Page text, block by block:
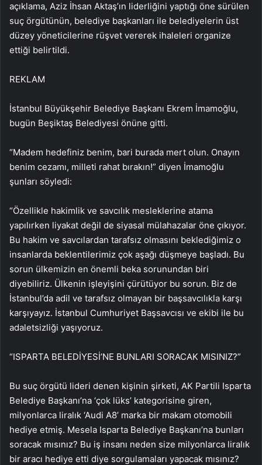
açıklama, Aziz İhsan Aktaş’ın liderliğini yaptığı öne sürülen
suç örgütünün, belediye başkanları ile belediyelerin üst
düzey yöneticilerine rüşvet vererek ihaleleri organize
ettiği belirtildi.
REKLAM
İstanbul Büyükşehir Belediye Başkanı Ekrem İmamoğlu,
bugün Beşiktaş Belediyesi önüne gitti.
“Madem hedefiniz benim, bari burada mert olun. Onayın
benim cezamı, milleti rahat bırakın!” diyen İmamoğlu
şunları söyledi:
“Özellikle hakimlik ve savcılık mesleklerine atama
yapılırken liyakat değil de siyasal mülahazalar öne çıkıyor.
Bu hakim ve savcılardan tarafsız olmasını beklediğimiz o
insanlarda beklentilerimiz çok aşağı düşmeye başladı. Bu
sorun ülkemizin en önemli beka sorunundan biri
diyebiliriz. Ülkenin işleyişini çürütüyor bu sorun. Biz de
İstanbul’da adil ve tarafsız olmayan bir başsavcılıkla karşı
karşıyayız. İstanbul Cumhuriyet Başsavcısı ve ekibi ile bu
adaletsizliği yaşıyoruz.
“ISPARTA BELEDİYESİ’NE BUNLARI SORACAK MISINIZ?”
Bu suç örgütü lideri denen kişinin şirketi, AK Partili Isparta
Belediye Başkanı’na ‘çok lüks’ kategorisine giren,
milyonlarca liralık ‘Audi A8’ marka bir makam otomobili
hediye etmiş. Mesela Isparta Belediye Başkanı’na bunları
soracak mısınız? Bu iş insanı neden size milyonlarca liralık
bir aracı hediye etti diye sorgulamaları yapacak mısınız?